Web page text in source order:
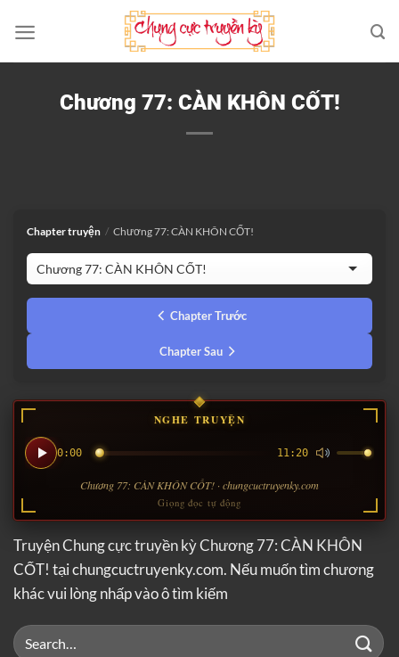
qua
nội
Chương 77: CÀN KHÔN CỐT!
Chapter truyện / Chương 77: CÀN KHÔN CỐT!
Chapter Trước
Chapter Sau
NGHE TRUYỆN
0:00 11:20
Chương 77: CÀN KHÔN CỐT! · chungcuctruyenky.com
Giọng đọc tự động
Truyện Chung cực truyền kỳ Chương 77: CÀN KHÔN
CỐT! tại chungcuctruyenky.com. Nếu muốn tìm chương
khác vui lòng nhấp vào ô tìm kiếm